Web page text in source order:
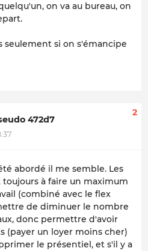
on va au bureau, on
seulement si on s'émancipe
472d7
2
abordé il me semble. Les
à faire un maximum
(combiné avec le flex
de diminuer le nombre
donc permettre d'avoir
(payer un loyer moins cher)
le présentiel, et s'il y a